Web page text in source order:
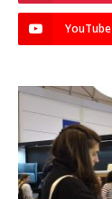
YouTube